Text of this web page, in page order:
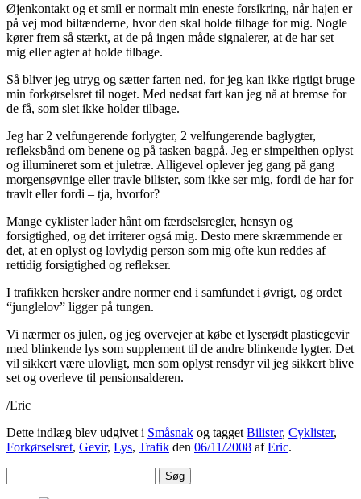
Øjenkontakt og et smil er normalt min eneste forsikring, når hajen er
på vej mod biltænderne, hvor den skal holde tilbage for mig. Nogle
kører frem så stærkt, at de på ingen måde signalerer, at de har set
mig eller agter at holde tilbage.
Så bliver jeg utryg og sætter farten ned, for jeg kan ikke rigtigt bruge
min forkørselsret til noget. Med nedsat fart kan jeg nå at bremse for
de få, som slet ikke holder tilbage.
Jeg har 2 velfungerende forlygter, 2 velfungerende baglygter,
refleksbånd om benene og på tasken bagpå. Jeg er simpelthen oplyst
og illumineret som et juletræ. Alligevel oplever jeg gang på gang
morgensøvnige eller travle bilister, som ikke ser mig, fordi de har for
travlt eller fordi – tja, hvorfor?
Mange cyklister lader hånt om færdselsregler, hensyn og
forsigtighed, og det irriterer også mig. Desto mere skræmmende er
det, at en oplyst og lovlydig person som mig ofte kun reddes af
rettidig forsigtighed og reflekser.
I trafikken hersker andre normer end i samfundet i øvrigt, og ordet
“junglelov” ligger på tungen.
Vi nærmer os julen, og jeg overvejer at købe et lyserødt plasticgevir
med blinkende lys som supplement til de andre blinkende lygter. Det
vil sikkert være ulovligt, men som oplyst rensdyr vil jeg sikkert blive
set og overleve til pensionsalderen.
/Eric
Dette indlæg blev udgivet i Småsnak og tagget Bilister, Cyklister,
Forkørselsret, Gevir, Lys, Trafik den 06/11/2008 afEric.
efter: